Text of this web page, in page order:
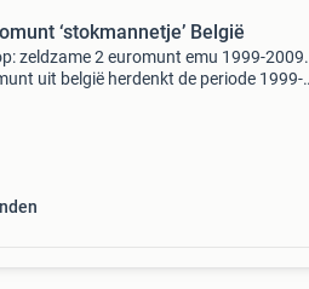
‘stokmannetje’ België
zeldzame 2 euromunt emu 1999-2009.
uit belgië herdenkt de periode 1999-